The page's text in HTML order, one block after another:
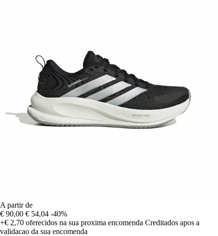
A partir de
€ 90,00 € 54,04 -40%
+€ 2,70 oferecidos na sua proxima encomenda Creditados apos a
validacao da sua encomenda